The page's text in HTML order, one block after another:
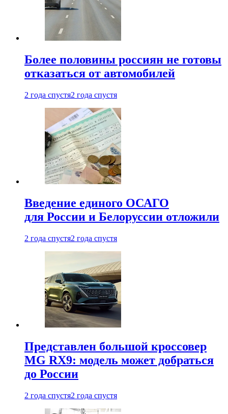
Более половины россиян не готовы
отказаться от автомобилей
2 года спустя2 года спустя
Введение единого ОСАГО
для России и Белоруссии отложили
2 года спустя2 года спустя
Представлен большой кроссовер
MG RX9: модель может добраться
до России
2 года спустя2 года спустя